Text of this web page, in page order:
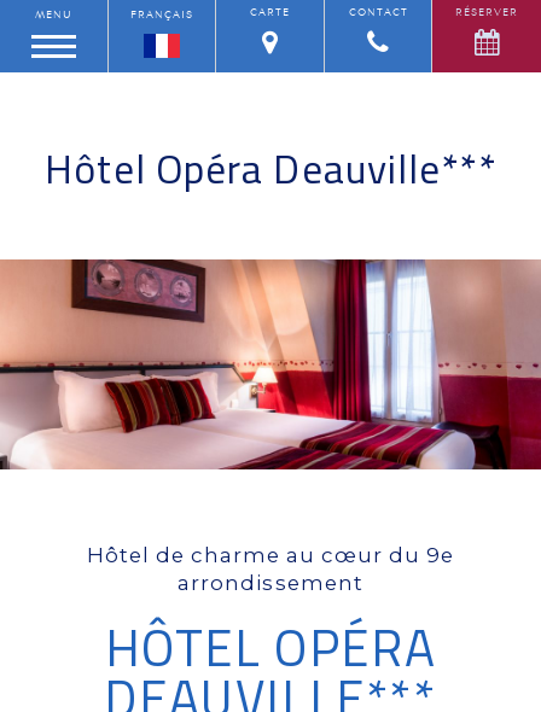
MENU FRANÇAIS CARTE CONTACT RÉSERVER
Hôtel Opéra Deauville***
Hôtel de charme au cœur du 9e
arrondissement
HÔTEL OPÉRA